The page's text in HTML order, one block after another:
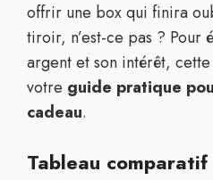
offrir une box qui finira
tiroir, n’est-ce pas ?
argent et son intérêt,
votre guide pratique
cadeau.
Tableau